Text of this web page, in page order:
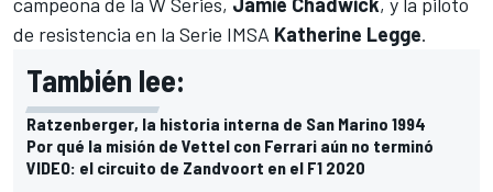
de resistencia en la Serie IMSA Katherine Legge.
También lee:
Ratzenberger, la historia interna de San Marino 1994
Por qué la misión de Vettel con Ferrari aún no terminó
VIDEO: el circuito de Zandvoort en el F1 2020